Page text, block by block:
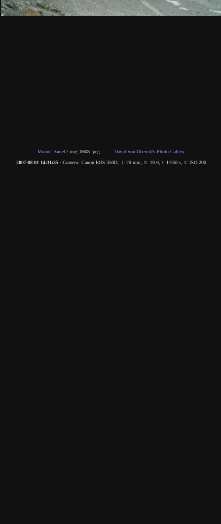
Mount Daniel / img_0608.jpeg David von Oheimb's Photo Gallery
2007-08-01 14:31:35· Camera:Canon EOS 350D, f:29 mm N:10.0, t:1/250 s, S:ISO 200